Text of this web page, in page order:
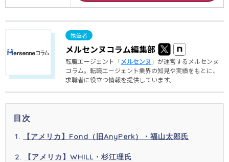
メルセンヌコラム編集部
転職エージェント「メルセンヌ 」が運営するメルセンヌ
コラム。転職エージェント業界の知見や実績をもとに、
求職者に役立つ情報を提供しています。
目次
【アメリカ】Fond（旧AnyPerk）・福山太郎氏
【アメリカ】WHILL・杉江理氏